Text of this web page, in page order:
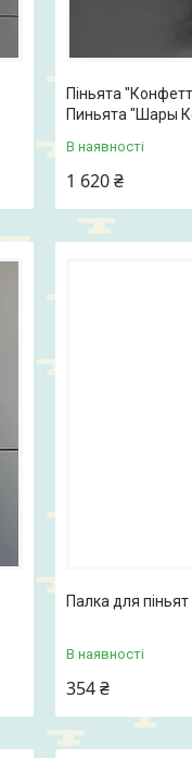
Піньята
Пиньята "Шары
В наявності
1 620 ₴
Палка для
В наявності
354 ₴